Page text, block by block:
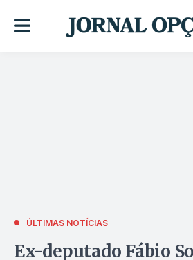
ÚLTIMAS NOTÍCIAS
Ex-deputado Fábio